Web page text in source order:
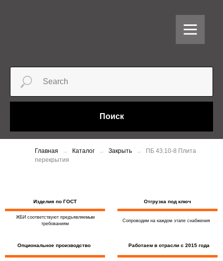
Поиск
Главная Каталог Закрыть
ПБ 43.10-8 Плита
перекрытия
Изделия по ГОСТ
ЖБИ соответствуют предъявляемым
требованиям
Опциональное производство
Отгрузка под ключ
Сопроводим на каждом этапе снабжения
Работаем в отрасли с 2015 года